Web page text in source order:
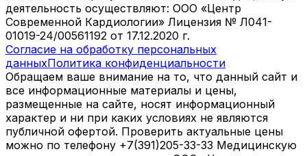
деятельность осуществляют: ООО «Центр
Современной Кардиологии» Лицензия № Л041-
01019-24/00561192 от 17.12.2020 г.
Согласие на обработку персональных
данныхПолитика конфиденциальности
Обращаем ваше внимание на то, что данный сайт и
все информационные материалы и цены,
размещенные на сайте, носят информационный
характер и ни при каких условиях не являются
публичной офертой. Проверить актуальные цены
можно по телефону +7(391)205-33-33 Медицинскую